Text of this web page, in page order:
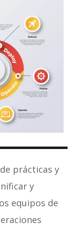
prácticas y
y
equipos de